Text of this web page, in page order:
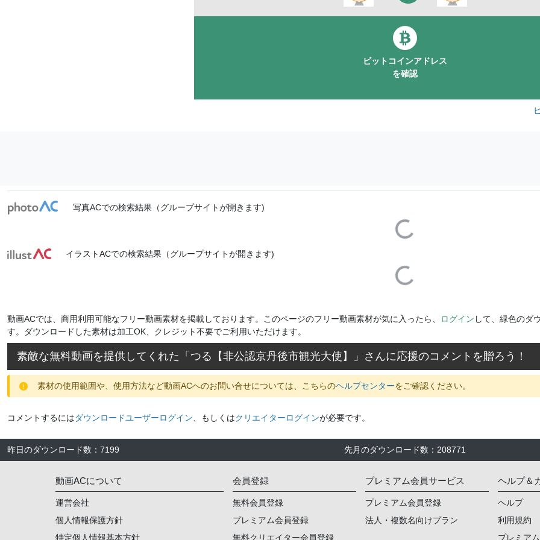
ビットコインアドレス
を確認
写真ACでの検索結果（グループサイトが開きます)
Loading...
イラストACでの検索結果（グループサイトが開きます)
Loading...
動画ACでは、商用利用可能なフリー動画素材を掲載しております。このページのフリー動画素材が気に入ったら、 ログイン して、緑色のダ
す。ダウンロードした素材は加工OK、クレジット不要でご利用いただけます。
素敵な無料動画を提供してくれた「 つる【非公認京丹後市観光大使】 」さんに応援のコメントを贈ろう！
素材の使用範囲や、使用方法など動画ACへのお問い合せについては、こちらのヘルプセンターをご確認ください。
コメントするにはダウンロードユーザーログイン 、もしくはクリエイターログインが必要です。
昨日のダウンロード数 ： 7199 先月のダウンロード数 ： 208771
動画ACについて
運営会社
個人情報保護方針
特定個人情報基本方針
会員登録
無料会員登録
プレミアム会員登録
無料クリエイター会員登録
プレミアム会員サービス
プレミアム会員登録
法人・複数名向けプラン
ヘルプ＆
ヘルプ
利用規約
プレミア